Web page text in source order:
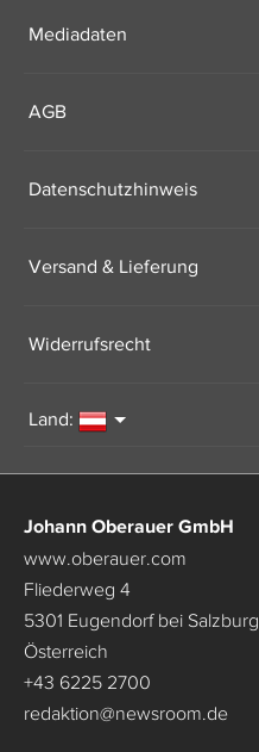
Mediadaten
AGB
Datenschutzhinweis
Versand & Lieferung
Widerrufsrecht
Land:
Johann Oberauer GmbH
www.oberauer.com
Fliederweg 4
5301 Eugendorf bei Salzburg
Österreich
+43 6225 2700
redaktion@newsroom.de